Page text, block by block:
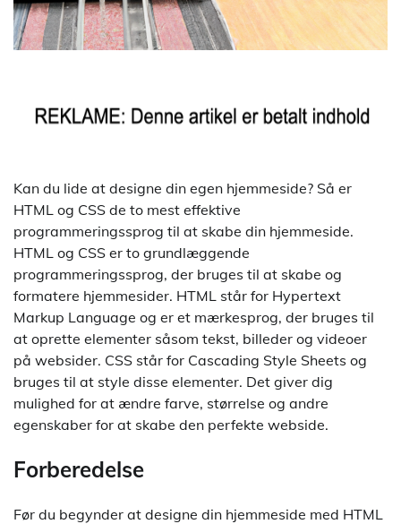
Kan du lide at designe din egen hjemmeside? Så er
HTML og CSS de to mest effektive
programmeringssprog til at skabe din hjemmeside.
HTML og CSS er to grundlæggende
programmeringssprog, der bruges til at skabe og
formatere hjemmesider. HTML står for Hypertext
Markup Language og er et mærkesprog, der bruges til
at oprette elementer såsom tekst, billeder og videoer
på websider. CSS står for Cascading Style Sheets og
bruges til at style disse elementer. Det giver dig
mulighed for at ændre farve, størrelse og andre
egenskaber for at skabe den perfekte webside.
Forberedelse
Før du begynder at designe din hjemmeside med HTML